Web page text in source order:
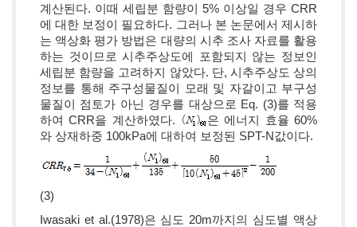
계산된다. 이때 세립분 함량이 5% 이상일 경우 CRR
에 대한 보정이 필요하다. 그러나 본 논문에서 제시하
는 액상화 평가 방법은 대량의 시추 조사 자료를 활용
하는 것이므로 시추주상도에 포함되지 않는 정보인
세립분 함량을 고려하지 않았다. 단, 시추주상도 상의
정보를 통해 주구성물질이 모래 및 자갈이고 부구성
물질이 점토가 아닌 경우를 대상으로 Eq. (3)를 적용
하여 CRR을 계산하였다.
은 에너지 효율 60%
와 상재하중 100kPa에 대하여 보정된 SPT-N값이다.
(3)
Iwasaki et al.(1978)은 심도 20m까지의 심도별 액상